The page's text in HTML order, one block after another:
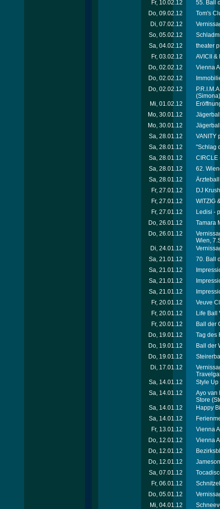
Fr, 10.02.12
55. Ball
Do, 09.02.12
Tom's
Di, 07.02.12
So, 05.02.12
Sa, 04.02.12
theater
Fr, 03.02.12
AVICII
Do, 02.02.12
Vienna
Do, 02.02.12
Do, 02.02.12
(Simona)
Mi, 01.02.12
Mo, 30.01.12
Mo, 30.01.12
Sa, 28.01.12
VANITY
Sa, 28.01.12
"Schlag
Sa, 28.01.12
CIRCLE
Sa, 28.01.12
62.
Sa, 28.01.12
Fr, 27.01.12
DJ
Fr, 27.01.12
WITZIG
Fr, 27.01.12
Ledisi -
Do, 26.01.12
Tamara
Do, 26.01.12
Wien,
Di, 24.01.12
Sa, 21.01.12
70. Ball
Sa, 21.01.12
Sa, 21.01.12
Sa, 21.01.12
Fr, 20.01.12
Veuve
Fr, 20.01.12
Life Ball
Fr, 20.01.12
Ball der
Do, 19.01.12
Tag des
Do, 19.01.12
Ball der
Do, 19.01.12
Di, 17.01.12
Sa, 14.01.12
Style Up
Sa, 14.01.12
Ayo van
Store
Sa, 14.01.12
Happy
Sa, 14.01.12
Fr, 13.01.12
Vienna
Do, 12.01.12
Vienna
Do, 12.01.12
Do, 12.01.12
Sa, 07.01.12
Fr, 06.01.12
Do, 05.01.12
Mi, 04.01.12